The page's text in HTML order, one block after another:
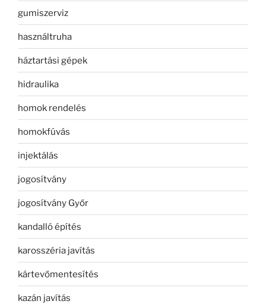
gumiszerviz
használtruha
háztartási gépek
hidraulika
homok rendelés
homokfúvás
injektálás
jogosítvány
jogosítvány Győr
kandalló építés
karosszéria javítás
kártevőmentesítés
kazán javítás